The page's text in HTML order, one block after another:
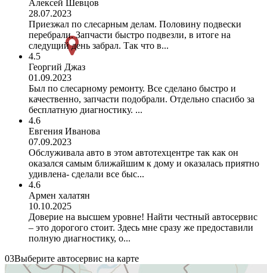
Алексей Шевцов
28.07.2023
Приезжал по слесарным делам. Половину подвески
перебрали. Запчасти быстро подвезли, в итоге на
следущий день забрал. Так что в...
4.5
Георгий Джаз
01.09.2023
Был по слесарному ремонту. Все сделано быстро и
качественно, запчасти подобрали. Отдельно спасибо за
бесплатную диагностику. ...
4.6
Евгения Иванова
07.09.2023
Обслуживала авто в этом автотехцентре так как он
оказался самым ближайшим к дому и оказалась приятно
удивлена- сделали все быс...
4.6
Армен халатян
10.10.2025
Доверие на высшем уровне! Найти честный автосервис
– это дорогого стоит. Здесь мне сразу же предоставили
полную диагностику, о...
03Выберите автосервис на карте